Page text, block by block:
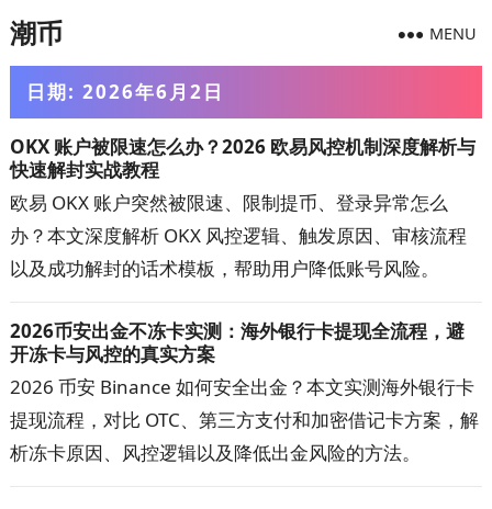
潮币 MENU
日期: 2026年6月2日
OKX 账户被限速怎么办？2026 欧易风控机制深度解析与
快速解封实战教程
欧易 OKX 账户突然被限速、限制提币、登录异常怎么
办？本文深度解析 OKX 风控逻辑、触发原因、审核流程
以及成功解封的话术模板，帮助用户降低账号风险。
2026币安出金不冻卡实测：海外银行卡提现全流程，避
开冻卡与风控的真实方案
2026 币安 Binance 如何安全出金？本文实测海外银行卡
提现流程，对比 OTC、第三方支付和加密借记卡方案，解
析冻卡原因、风控逻辑以及降低出金风险的方法。